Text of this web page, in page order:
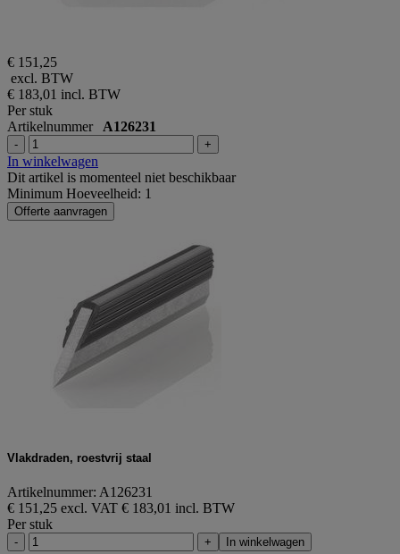
€ 151,25
excl. BTW
€ 183,01 incl. BTW
Per stuk
Artikelnummer A126231
- +
In winkelwagen
Dit artikel is momenteel niet beschikbaar
Minimum Hoeveelheid: 1
Offerte aanvragen
Vlakdraden, roestvrij staal
Artikelnummer: A126231
€ 151,25 excl. VAT € 183,01 incl. BTW
Per stuk
- + In winkelwagen